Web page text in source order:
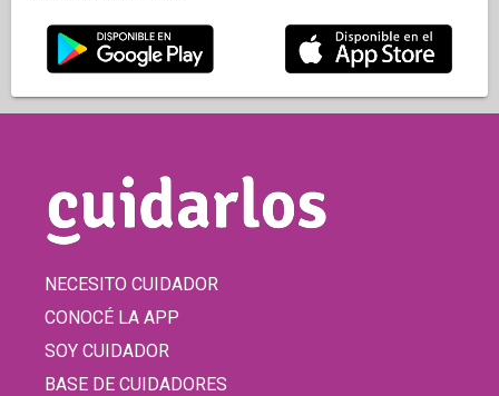
NECESITO CUIDADOR
CONOCÉ LA APP
SOY CUIDADOR
BASE DE CUIDADORES